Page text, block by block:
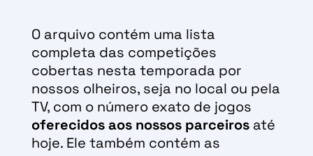
O arquivo contém uma lista
completa das competições
cobertas nesta temporada por
nossos olheiros, seja no local ou pela
TV, com o número exato de jogos
oferecidos aos nossos parceirosaté
hoje. Ele também contém as